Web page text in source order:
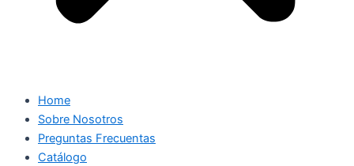
Home
Sobre Nosotros
Preguntas Frecuentas
Catálogo